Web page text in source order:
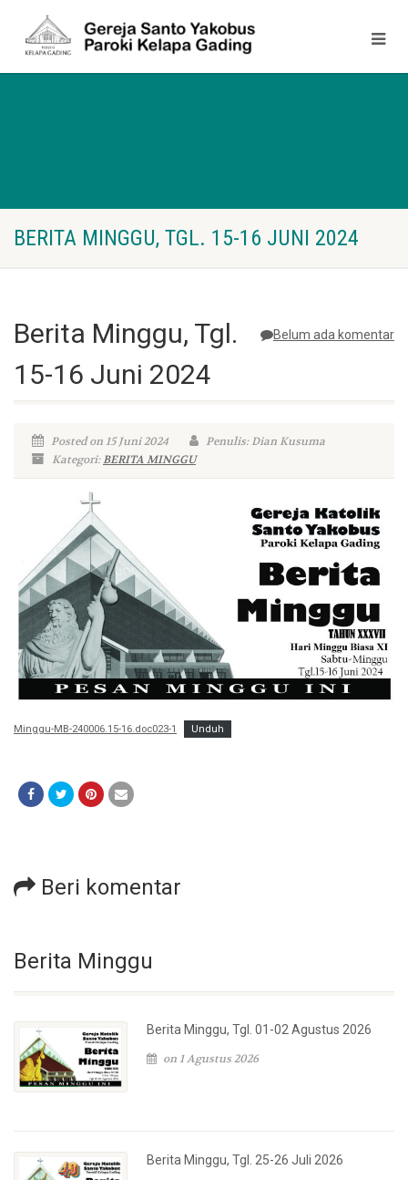
BERITA MINGGU, TGL. 15-16 JUNI 2024
Belum ada komentar
Berita Minggu, Tgl.
15-16 Juni 2024
Posted on 15 Juni 2024
Penulis: Dian Kusuma
Kategori:BERITA MINGGU
Minggu-MB-240006.15-16.doc023-1 Unduh
Beri komentar
Berita Minggu
Berita Minggu, Tgl. 01-02 Agustus 2026
on 1 Agustus 2026
Berita Minggu, Tgl. 25-26 Juli 2026